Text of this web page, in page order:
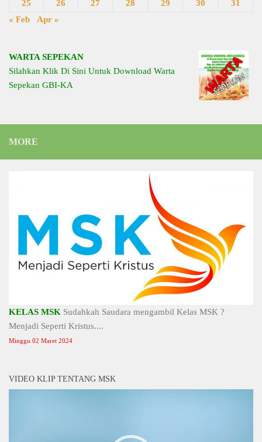
25 26 27 28 29 30
31
« Feb
Apr »
WARTA SEPEKAN
Silahkan Klik Di Sini Untuk Download Warta
Sepekan GBI-KA
MORE
KELAS MSK Sudahkah Saudara mengambil Kelas MSK ?
Menjadi Seperti Kristus....
Minggu 02 Maret 2024
VIDEO KLIP TENTANG MSK